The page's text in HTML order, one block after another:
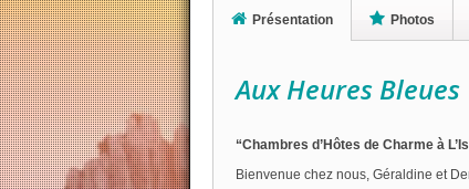
Présentation Photos
Aux Heures Bleues
“Chambres d’Hôtes de Charme à
Bienvenue chez nous, Géraldine et